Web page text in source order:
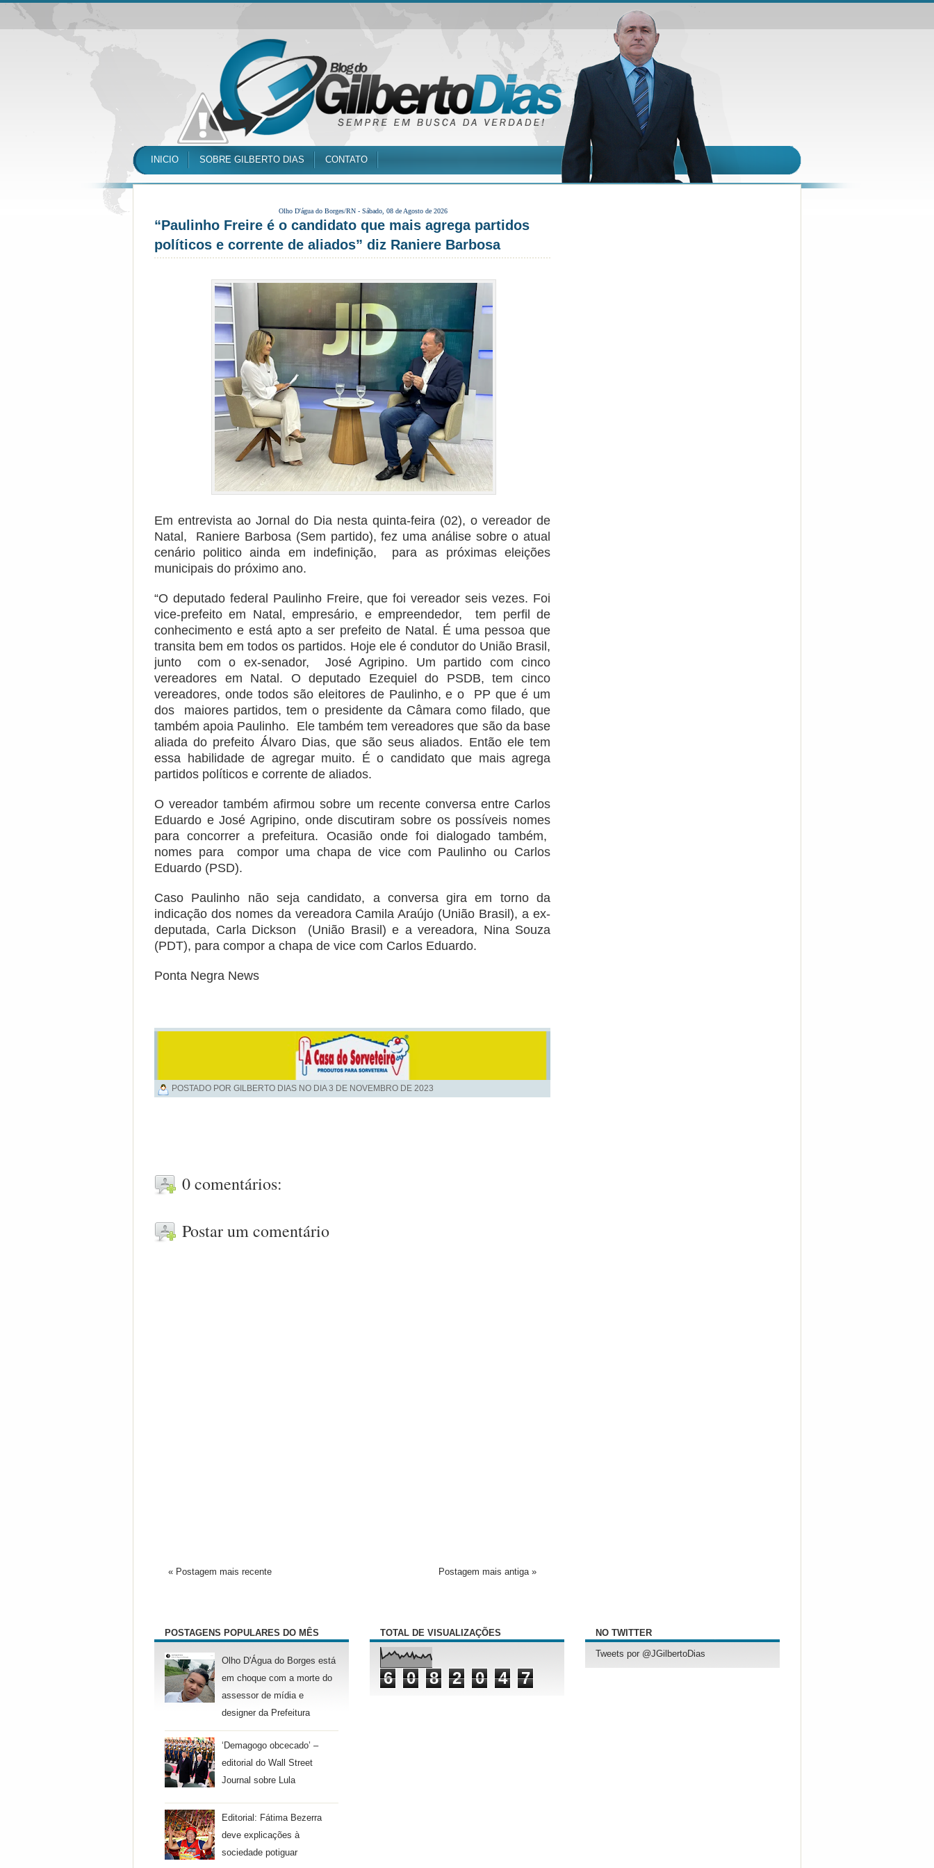
INICIO SOBRE GILBERTO DIAS CONTATO
Olho D'água do Borges/RN - Sábado, 08 de Agosto de 2026
“Paulinho Freire é o candidato que mais agrega partidos
políticos e corrente de aliados” diz Raniere Barbosa
Em entrevista ao Jornal do Dia nesta quinta-feira (02), o vereador de
Natal, Raniere Barbosa (Sem partido), fez uma análise sobre o atual
cenário politico ainda em indefinição, para as próximas eleições
municipais do próximo ano.
“O deputado federal Paulinho Freire, que foi vereador seis vezes. Foi
vice-prefeito em Natal, empresário, e empreendedor, tem perfil de
conhecimento e está apto a ser prefeito de Natal. É uma pessoa que
transita bem em todos os partidos. Hoje ele é condutor do União Brasil,
junto com o ex-senador, José Agripino. Um partido com cinco
vereadores em Natal. O deputado Ezequiel do PSDB, tem cinco
vereadores, onde todos são eleitores de Paulinho, e o PP que é um
dos maiores partidos, tem o presidente da Câmara como filado, que
também apoia Paulinho. Ele também tem vereadores que são da base
aliada do prefeito Álvaro Dias, que são seus aliados. Então ele tem
essa habilidade de agregar muito. É o candidato que mais agrega
partidos políticos e corrente de aliados.
O vereador também afirmou sobre um recente conversa entre Carlos
Eduardo e José Agripino, onde discutiram sobre os possíveis nomes
para concorrer a prefeitura. Ocasião onde foi dialogado também,
nomes para compor uma chapa de vice com Paulinho ou Carlos
Eduardo (PSD).
Caso Paulinho não seja candidato, a conversa gira em torno da
indicação dos nomes da vereadora Camila Araújo (União Brasil), a ex-
deputada, Carla Dickson (União Brasil) e a vereadora, Nina Souza
(PDT), para compor a chapa de vice com Carlos Eduardo.
Ponta Negra News
POSTADO POR GILBERTO DIAS NO DIA3 DE NOVEMBRO DE 2023
0 comentários:
Postar um comentário
« Postagem mais recente Postagem mais antiga »
POSTAGENS POPULARES DO MÊS
Olho D'Água do Borges está
em choque com a morte do
assessor de mídia e
designer da Prefeitura
‘Demagogo obcecado’ –
editorial do Wall Street
Journal sobre Lula
Editorial: Fátima Bezerra
deve explicações à
sociedade potiguar
TOTAL DE VISUALIZAÇÕES
6 0 8 2 0 4 7
NO TWITTER
Tweets por @JGilbertoDias